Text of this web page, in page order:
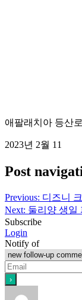
애팔래치아 등산
2023년 2월 11
Post
Previous: 디즈니
Next: 둘리양 생일
Subscribe
Login
Notify of